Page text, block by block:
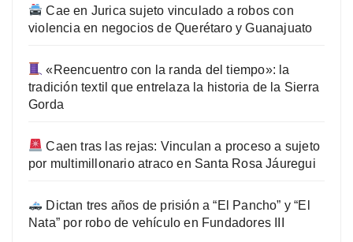
Cae en Jurica sujeto vinculado a robos con
violencia en negocios de Querétaro y Guanajuato
«Reencuentro con la randa del tiempo»: la
tradición textil que entrelaza la historia de la Sierra
Gorda
Caen tras las rejas: Vinculan a proceso a sujeto
por multimillonario atraco en Santa Rosa Jáuregui
Dictan tres años de prisión a “El Pancho” y “El
Nata” por robo de vehículo en Fundadores III